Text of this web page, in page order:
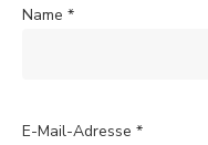
Name *
E-Mail-Adresse *